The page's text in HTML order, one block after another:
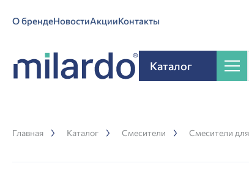
О брендеНовостиАкцииКонтакты
Каталог
Главная Каталог Смесители Смесители